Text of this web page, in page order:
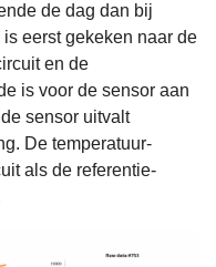
de dag dan bij
eerst gekeken naar de
en de
is voor de sensor aan
sensor uitvalt
De temperatuur-
als de referentie-